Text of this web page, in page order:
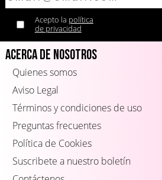
Acepto la política
de privacidad
Acerca de Nosotros
Quienes somos
Aviso Legal
Términos y condiciones de uso
Preguntas frecuentes
Política de Cookies
Suscribete a nuestro boletín